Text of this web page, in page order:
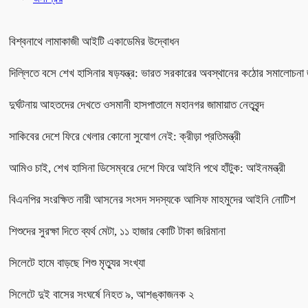
বিশ্বনাথে লামাকাজী আইটি একাডেমির উদ্বোধন
দিল্লিতে বসে শেখ হাসিনার ষড়যন্ত্র: ভারত সরকারের অবস্থানের কঠোর সমালোচনা
দুর্ঘটনায় আহতদের দেখতে ওসমানী হাসপাতালে মহানগর জামায়াত নেতৃবৃন্দ
সাকিবের দেশে ফিরে খেলার কোনো সুযোগ নেই: ক্রীড়া প্রতিমন্ত্রী
আমিও চাই, শেখ হাসিনা ডিসেম্বরে দেশে ফিরে আইনি পথে হাঁটুক: আইনমন্ত্রী
বিএনপির সংরক্ষিত নারী আসনের সংসদ সদস্যকে আসিফ মাহমুদের আইনি নোটিশ
শিশুদের সুরক্ষা দিতে ব্যর্থ মেটা, ১১ হাজার কোটি টাকা জরিমানা
সিলেটে হামে বাড়ছে শিশু মৃত্যুর সংখ্যা
সিলেটে দুই বাসের সংঘর্ষে নিহত ৯, আশঙ্কাজনক ২